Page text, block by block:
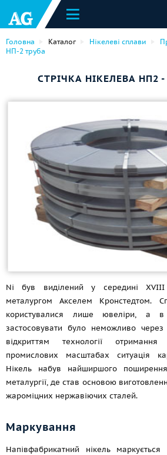
Головна Каталог Нікелеві сплави
НП-2 труба
СТРІЧКА НІКЕЛЕВА НП2 -
Ni був виділений у середині ХVIII
металургом Акселем Кронстедтом.
користувалися лише ювеліри, а в
застосовувати було неможливо
відкриттям технології
промислових масштабах ситуація
Нікель набув найширшого
металургії, де став основою
жароміцних нержавіючих сталей.
Маркування
Напівфабрикатний нікель